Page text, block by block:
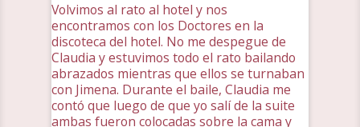
Volvimos al rato al hotel y nos
encontramos con los Doctores en la
discoteca del hotel. No me despegue de
Claudia y estuvimos todo el rato bailando
abrazados mientras que ellos se turnaban
con Jimena. Durante el baile, Claudia me
contó que luego de que yo salí de la suite
ambas fueron colocadas sobre la cama y